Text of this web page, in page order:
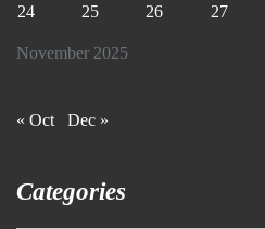
November 2025
24
25 26 27
« Oct Dec »
Categories